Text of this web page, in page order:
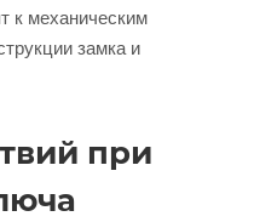
к механическим
замка и
при